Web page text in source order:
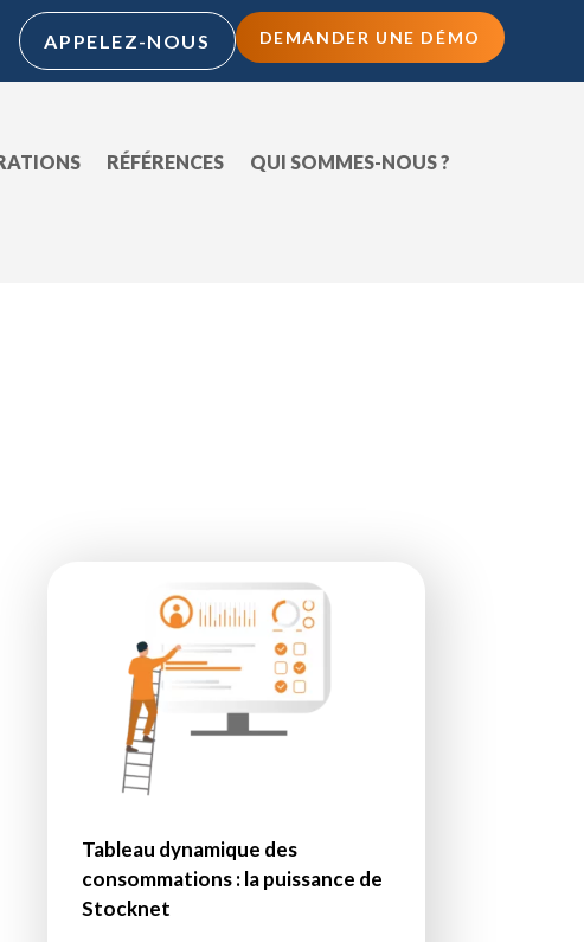
APPELEZ-NOUS DEMANDER UNE DÉMO
RÉFÉRENCES
QUI SOMMES-NOUS ?
Tableau dynamique des
consommations : la puissance de
Stocknet